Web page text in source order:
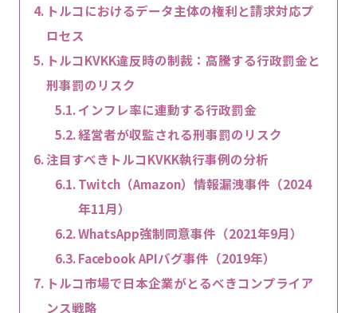
トルコにおけるデータ主体の権利と請求対応プ
ロセス
トルコKVKK違反時の制裁：高騰する行政罰金と
刑事罰のリスク
インフレ率に連動する行政罰金
経営者が収監される刑事罰のリスク
注目すべきトルコKVKK執行事例の分析
Twitch（Amazon）情報漏洩事件（2024
年11月）
WhatsApp強制同意事件（2021年9月）
Facebook APIバグ事件（2019年）
トルコ市場で日本企業がとるべきコンプライア
ンス戦略